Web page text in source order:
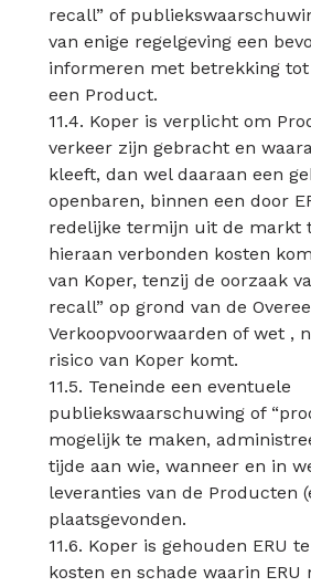
recall” of
van enige regelgeving een
informeren met betrekking tot
een Product.
11.4. Koper is verplicht om
verkeer zijn gebracht en
kleeft, dan wel daaraan een
openbaren, binnen een door
redelijke termijn uit de markt
hieraan verbonden kosten
van Koper, tenzij de oorzaak
recall” op grond van de
Verkoopvoorwaarden of wet ,
risico van Koper komt.
11.5. Teneinde een eventuele
publiekswaarschuwing of
mogelijk te maken,
tijde aan wie, wanneer en in
leveranties van de Producten
plaatsgevonden.
11.6. Koper is gehouden ERU
kosten en schade waarin